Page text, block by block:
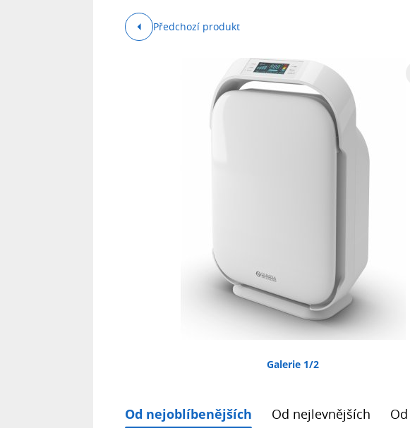
Předchozí produkt
Galerie 1/2
Od nejoblíbenějších Od nejlevnějších